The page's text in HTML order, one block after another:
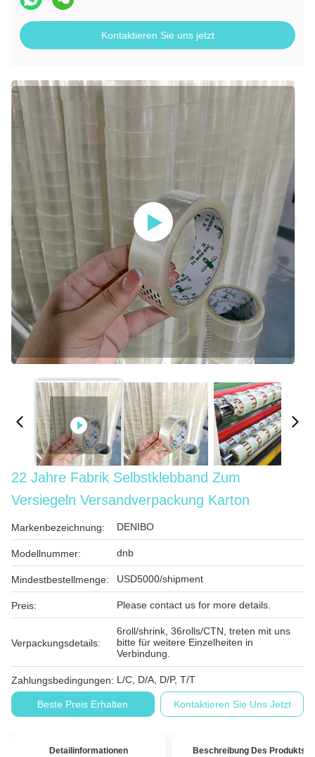
Kontaktieren Sie uns jetzt
22 Jahre Fabrik Selbstklebband Zum
Versiegeln Versandverpackung Karton
Markenbezeichnung: DENIBO
Modellnummer: dnb
Mindestbestellmenge: USD5000/shipment
Preis: Please contact us for more details.
Verpackungsdetails:
6roll/shrink, 36rolls/CTN, treten mit uns
bitte für weitere Einzelheiten in
Verbindung.
Zahlungsbedingungen: L/C, D/A, D/P, T/T
Beste Preis Erhalten Kontaktieren Sie Uns Jetzt
Detailinformationen Beschreibung Des Produkts